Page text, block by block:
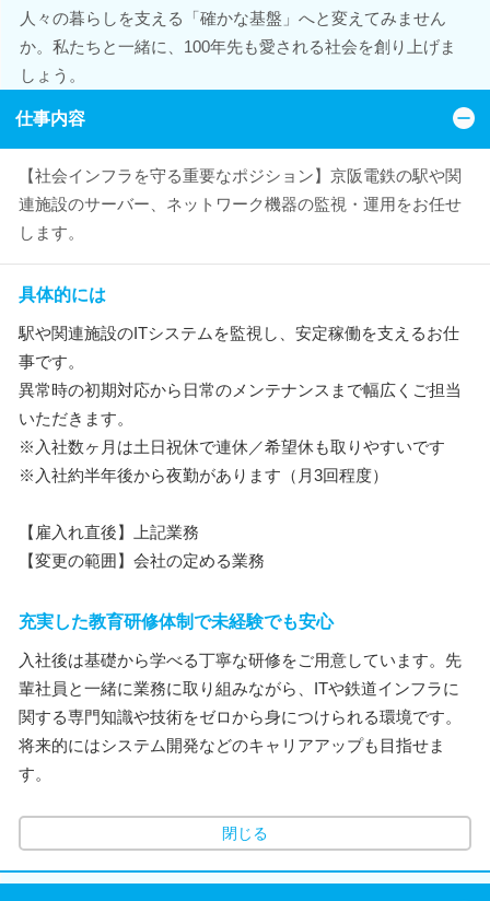
人々の暮らしを支える「確かな基盤」へと変えてみません
か。私たちと一緒に、100年先も愛される社会を創り上げま
しょう。
仕事内容
【社会インフラを守る重要なポジション】京阪電鉄の駅や関
連施設のサーバー、ネットワーク機器の監視・運用をお任せ
します。
具体的には
駅や関連施設のITシステムを監視し、安定稼働を支えるお仕
事です。
異常時の初期対応から日常のメンテナンスまで幅広くご担当
いただきます。
※入社数ヶ月は土日祝休で連休／希望休も取りやすいです
※入社約半年後から夜勤があります（月3回程度）
【雇入れ直後】上記業務
【変更の範囲】会社の定める業務
充実した教育研修体制で未経験でも安心
入社後は基礎から学べる丁寧な研修をご用意しています。先
輩社員と一緒に業務に取り組みながら、ITや鉄道インフラに
関する専門知識や技術をゼロから身につけられる環境です。
将来的にはシステム開発などのキャリアアップも目指せま
す。
閉じる